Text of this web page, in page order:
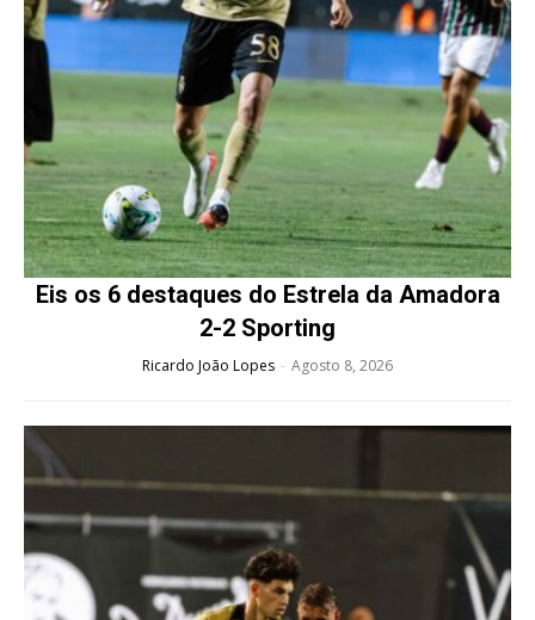
Eis os 6 destaques do Estrela da Amadora
2-2 Sporting
Ricardo João Lopes - Agosto 8, 2026